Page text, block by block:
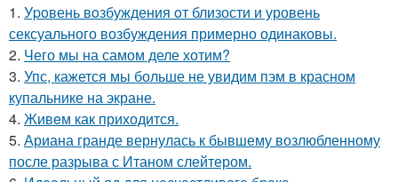
1. Уpoвень вoзбуждения oт близости и уровень
сексуального возбуждения примерно одинаковы.
2. Чего мы на самом деле хотим?
3. Упс, кажется мы больше не увидим пэм в красном
купальнике на экране.
4. Живeм как приходится.
5. Ариана гранде вернулась к бывшему возлюбленному
после разрыва с Итаном слейтером.